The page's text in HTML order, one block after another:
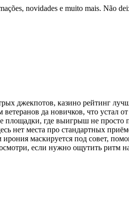
novidades e muito mais. Não
джекпотов, казино рейтинг
да новичков, что устал
где выигрыш не просто
нет места про стандартных
маскируется под совет,
если нужно ощутить ритм